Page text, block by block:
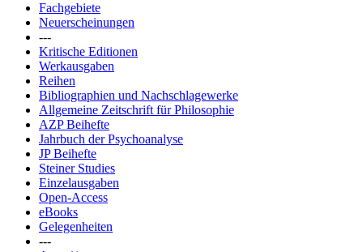
Fachgebiete
Neuerscheinungen
---
Kritische Editionen
Werkausgaben
Reihen
Bibliographien und Nachschlagewerke
Allgemeine Zeitschrift für Philosophie
AZP Beihefte
Jahrbuch der Psychoanalyse
JP Beihefte
Steiner Studies
Einzelausgaben
Open-Access
eBooks
Gelegenheiten
---